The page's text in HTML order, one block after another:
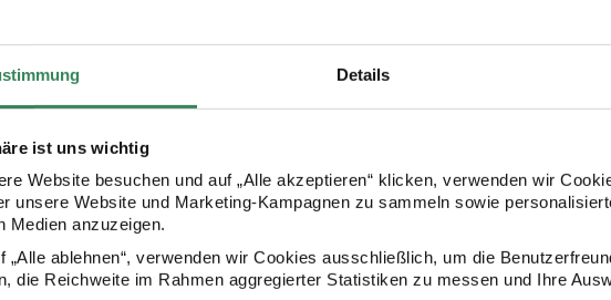
Details
ist uns wichtig
Website besuchen und auf „Alle akzeptieren“ klicken, verwenden wir
unsere Website und Marketing-Kampagnen zu sammeln sowie
Medien anzuzeigen.
„Alle ablehnen“, verwenden wir Cookies ausschließlich, um die
die Reichweite im Rahmen aggregierter Statistiken zu messen und Ihre
Kaufempfehlung
Set Herz Holzdekoanhänger-Set Schild